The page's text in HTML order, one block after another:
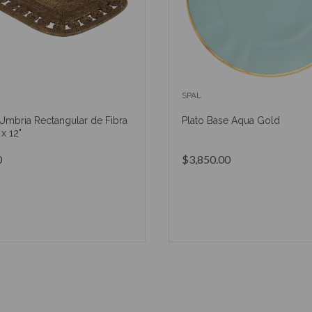
Rectangular de Fibra
12"
SPAL
Plato Base Aqua Gold
$3,850.00